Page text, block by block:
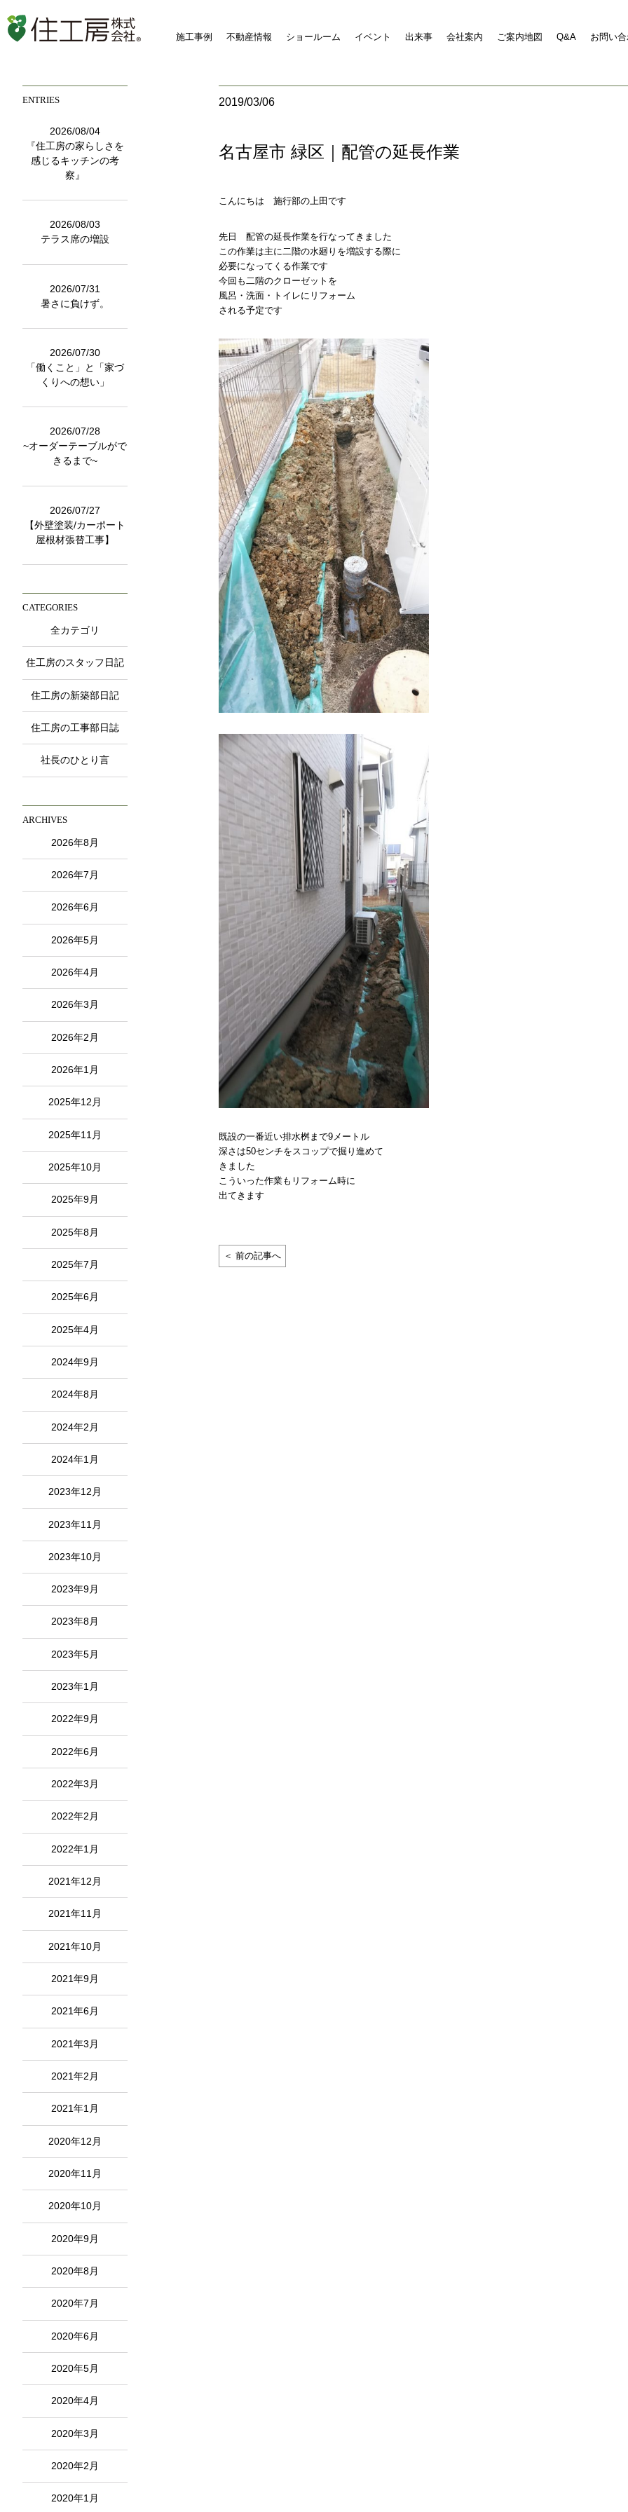
施工事例 不動産情報 ショールーム イベント 出来事 会社案内 ご案内地図 Q&A お問い
2019/03/06
名古屋市 緑区｜配管の延長作業
こんにちは 施行部の上田です
先日 配管の延長作業を行なってきました
この作業は主に二階の水廻りを増設する際に
必要になってくる作業です
今回も二階のクローゼットを
風呂・洗面・トイレにリフォーム
される予定です
既設の一番近い排水桝まで9メートル
深さは50センチをスコップで掘り進めて
きました
こういった作業もリフォーム時に
出てきます
＜ 前の記事へ
ENTRIES
2026/08/04
『住工房の家らしさを
感じるキッチンの考
察』
2026/08/03
テラス席の増設
2026/07/31
暑さに負けず。
2026/07/30
「働くこと」と「家づ
くりへの想い」
2026/07/28
~オーダーテーブルがで
きるまで~
2026/07/27
【外壁塗装/カーポート
屋根材張替工事】
CATEGORIES
全カテゴリ
住工房のスタッフ日記
住工房の新築部日記
住工房の工事部日誌
社長のひとり言
ARCHIVES
2026年8月
2026年7月
2026年6月
2026年5月
2026年4月
2026年3月
2026年2月
2026年1月
2025年12月
2025年11月
2025年10月
2025年9月
2025年8月
2025年7月
2025年6月
2025年4月
2024年9月
2024年8月
2024年2月
2024年1月
2023年12月
2023年11月
2023年10月
2023年9月
2023年8月
2023年5月
2023年1月
2022年9月
2022年6月
2022年3月
2022年2月
2022年1月
2021年12月
2021年11月
2021年10月
2021年9月
2021年6月
2021年3月
2021年2月
2021年1月
2020年12月
2020年11月
2020年10月
2020年9月
2020年8月
2020年7月
2020年6月
2020年5月
2020年4月
2020年3月
2020年2月
2020年1月